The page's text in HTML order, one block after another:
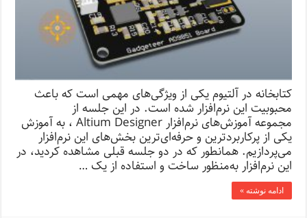
کتابخانه در آلتیوم یکی از ویژگی‌های مهمی است که باعث
محبوبیت این نرم‌افزار شده است. در این جلسه از
مجموعه‌ آموزش‌های نرم‌افزار Altium Designer ، به آموزش
یکی از پرکاربردترین و حرفه‌ای‌ترین بخش‌های این نرم‌افزار
می‌پردازیم. همانطور که در دو جلسه قبلی مشاهده کردید، در
این نرم‌افزار به‌منظور ساخت و استفاده از یک …
ادامه نوشته »